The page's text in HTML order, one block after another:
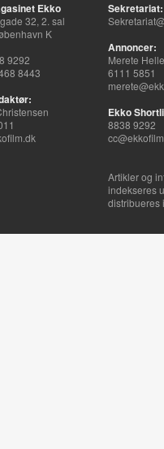
Ekko
32, 2. sal
K
9292
8443
Sekretariat:
Annoncer:
Merete
6111 5851
Ekko
8838 9292
Artikler og
indekseres
distribueres